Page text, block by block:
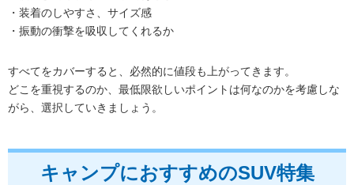
・装着のしやすさ、サイズ感
・振動の衝撃を吸収してくれるか
すべてをカバーすると、必然的に値段も上がってきます。
どこを重視するのか、最低限欲しいポイントは何なのかを考慮しな
がら、選択していきましょう。
キャンプにおすすめのSUV特集